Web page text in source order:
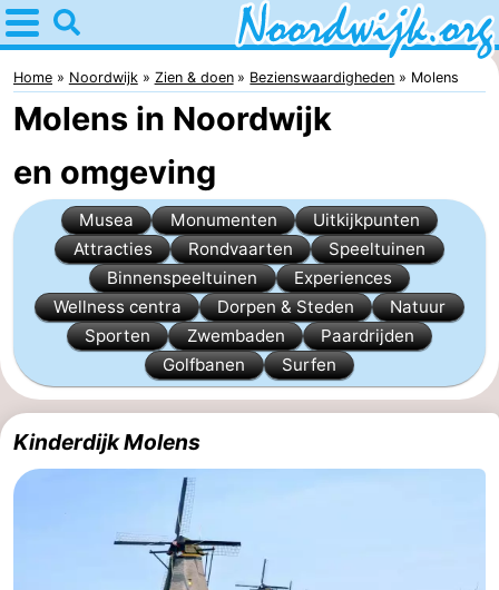
Home
Noordwijk
Tips
Voor
kinderen
Overnachten
Appartementen
Bed
(&
Campings
Vakantiehuizen
Home Noordwijk Zien & doen Bezienswaardigheden Molens
Molens in Noordwijk
en omgeving
Musea Monumenten
Uitkijkpunten
Attracties
Rondvaarten
Speeltuinen
Binnenspeeltuinen
Experiences
Wellness centra
Dorpen & Steden
Natuur
Sporten
Zwembaden
Paardrijden
Golfbanen
Surfen
Kinderdijk Molens